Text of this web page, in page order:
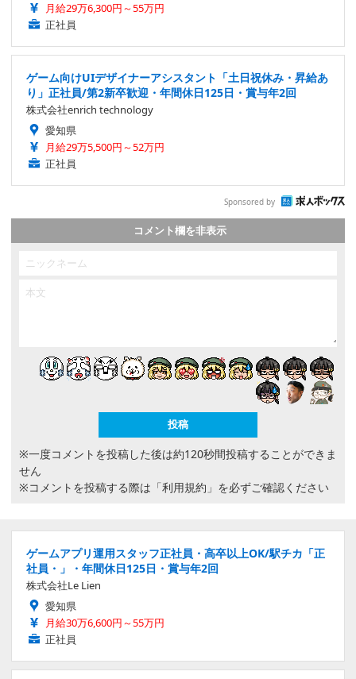
月給29万6,300円～55万円
正社員
ゲーム向けUIデザイナーアシスタント「土日祝休み・昇給あ
り」正社員/第2新卒歓迎・年間休日125日・賞与年2回
株式会社enrich technology
愛知県
月給29万5,500円～52万円
正社員
Sponsored by
コメント欄を非表示
※一度コメントを投稿した後は約120秒間投稿することができま
せん
※コメントを投稿する際は 「利用規約」 を必ずご確認ください
ゲームアプリ運用スタッフ正社員・高卒以上OK/駅チカ「正
社員・」・年間休日125日・賞与年2回
株式会社Le Lien
愛知県
月給30万6,600円～55万円
正社員